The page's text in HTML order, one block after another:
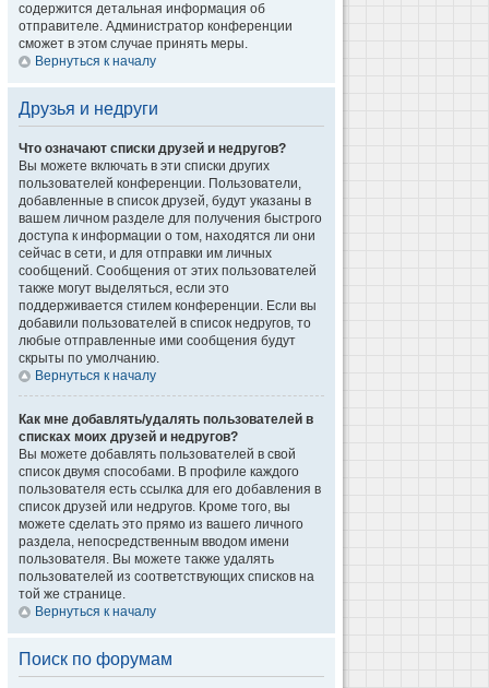
содержится детальная информация об
отправителе. Администратор конференции
сможет в этом случае принять меры.
Вернуться к началу
Друзья и недруги
Что означают списки друзей и недругов?
Вы можете включать в эти списки других
пользователей конференции. Пользователи,
добавленные в список друзей, будут указаны в
вашем личном разделе для получения быстрого
доступа к информации о том, находятся ли они
сейчас в сети, и для отправки им личных
сообщений. Сообщения от этих пользователей
также могут выделяться, если это
поддерживается стилем конференции. Если вы
добавили пользователей в список недругов, то
любые отправленные ими сообщения будут
скрыты по умолчанию.
Вернуться к началу
Как мне добавлять/удалять пользователей в
списках моих друзей и недругов?
Вы можете добавлять пользователей в свой
список двумя способами. В профиле каждого
пользователя есть ссылка для его добавления в
список друзей или недругов. Кроме того, вы
можете сделать это прямо из вашего личного
раздела, непосредственным вводом имени
пользователя. Вы можете также удалять
пользователей из соответствующих списков на
той же странице.
Вернуться к началу
Поиск по форумам